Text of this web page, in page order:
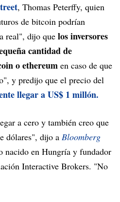
, Thomas Peterffy, quien
de bitcoin podrían
real", dijo que los inversores
cantidad de
o ethereum en caso de que
y predijo que el precio del
llegar a US$ 1 millón.
a cero y también creo que
dólares", dijo a Bloomberg
en Hungría y fundador
Interactive Brokers. "No